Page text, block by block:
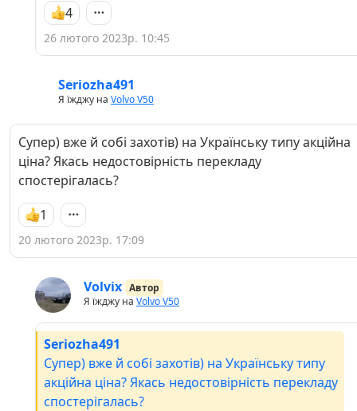
4
26 лютого 2023р. 10:45
Seriozha491
Я їжджу на Volvo V50
Супер) вже й собі захотів) на Українську типу акційна
ціна? Якась недостовірність перекладу
спостерігалась?
1
20 лютого 2023р. 17:09
Volvix Автор
Я їжджу на Volvo V50
Seriozha491
Супер) вже й собі захотів) на Українську типу
акційна ціна? Якась недостовірність перекладу
спостерігалась?